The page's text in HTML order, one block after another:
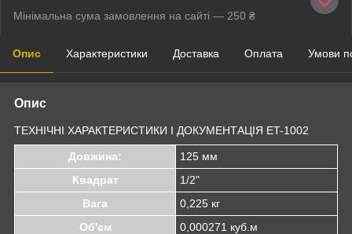
Мінімальна сума замовлення на сайті — 250 ₴
Опис Характеристики Доставка Оплата Умови
Опис
ТЕХНІЧНІ ХАРАКТЕРИСТИКИ І ДОКУМЕНТАЦІЯ ET-1002
Довжина:
125 мм
Квадрат
1/2"
Вага
0,225 кг
Об'єм
0,000271 куб.м